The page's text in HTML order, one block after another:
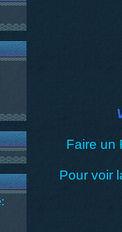
Faire un
Pour voir